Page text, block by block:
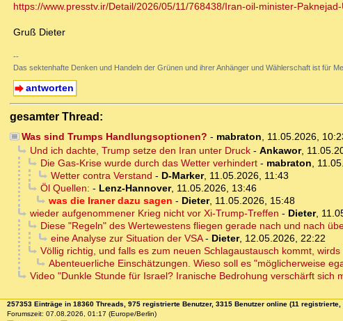
https://www.presstv.ir/Detail/2026/05/11/768438/Iran-oil-minister-
Gruß Dieter
--
Das sektenhafte Denken und Handeln der Grünen und ihrer Anhänger und Wählerschaft ist für
antworten
gesamter Thread:
Was sind Trumps Handlungsoptionen? - mabraton, 11.05.2026,
Und ich dachte, Trump setze den Iran unter Druck- Ankawor,
Die Gas-Krise wurde durch das Wetter verhindert- mabraton,
Wetter contra Verstand - D-Marker, 11.05.2026, 11:43
Öl Quellen: - Lenz-Hannover, 11.05.2026, 13:46
was die Iraner dazu sagen - Dieter, 11.05.2026, 15:48
wieder aufgenommener Krieg nicht vor Xi-Trump-Treffen - Dieter,
Diese "Regeln" des Wertewestens fliegen gerade nach und nach
eine Analyse zur Situation der VSA- Dieter, 12.05.2026, 22:22
Völlig richtig, und falls es zum neuen Schlagaustausch kommt, wirds
Abenteuerliche Einschätzungen. Wieso soll es "möglicherweise
Video "Dunkle Stunde für Israel? Iranische Bedrohung verschärft sich
257353 Einträge in 18360 Threads, 975 registrierte Benutzer, 3315 Benutzer online (11 registrierte,
Forumszeit: 07.08.2026, 01:17 (Europe/Berlin)